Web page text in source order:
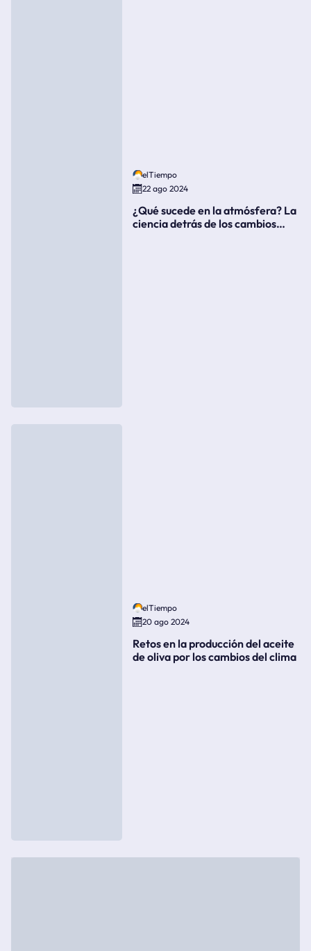
elTiempo
22 ago 2024
¿Qué sucede en la atmósfera? La
ciencia detrás de los cambios
elTiempo
20 ago 2024
Retos en la producción del aceite
de oliva por los cambios del clima